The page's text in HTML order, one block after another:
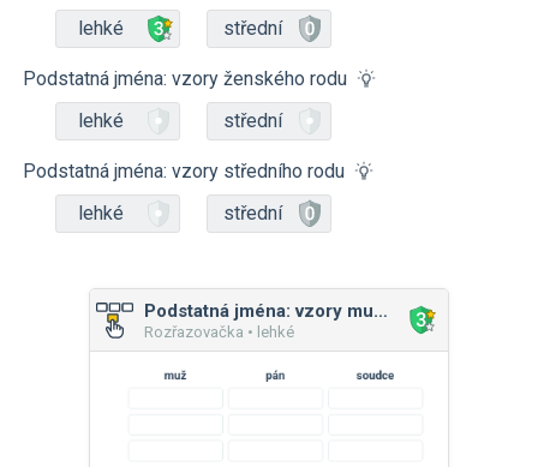
lehké
střední
Podstatná jména: vzory ženského rodu
lehké
střední
Podstatná jména: vzory středního rodu
lehké
střední
Podstatná jména: vzory mužského rodu
Rozřazovačka • lehké